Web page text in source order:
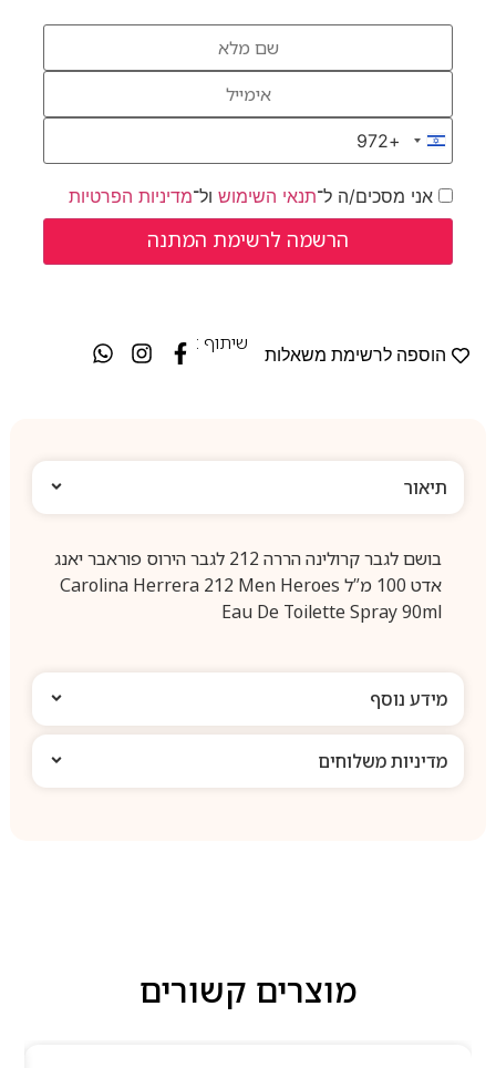
Israel +972
+972
אני מסכים/ה ל־תנאי השימושול־מדיניות הפרטיות
הוספה לרשימת משאלות
שיתוף :
תיאור
בושם לגבר קרולינה הררה 212 לגבר הירוס פוראבר יאנג
אדט 100 מ”ל Carolina Herrera 212 Men Heroes
Eau De Toilette Spray 90ml
מידע נוסף
מדיניות משלוחים
מוצרים קשורים